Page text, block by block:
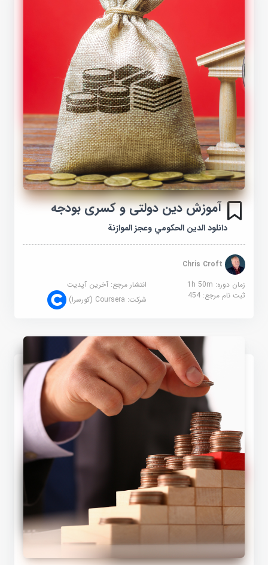
آموزش دین دولتی و کسری بودجه
دانلود الدين الحكومي وعجز الموازنة
Chris Croft
زمان دوره: 1h 50m
انتشار مرجع:آخرین آپدیت
ثبت نام مرجع:454 شرکت:Coursera (کورسرا)